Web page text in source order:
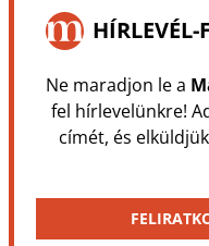
HÍRLEVÉL-
Ne maradjon le a
fel hírlevelünkre!
címét, és